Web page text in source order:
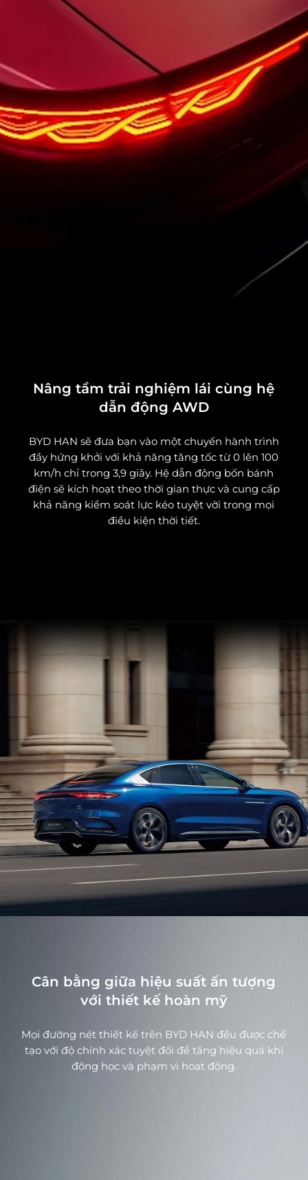
Nâng tầm trải nghiệm lái cùng hệ
dẫn động AWD
BYD HAN sẽ đưa bạn vào một chuyến hành trình
đầy hứng khởi với khả năng tăng tốc từ 0 lên 100
km/h chỉ trong 3,9 giây. Hệ dẫn động bốn bánh
điện sẽ kích hoạt theo thời gian thực và cung cấp
khả năng kiểm soát lực kéo tuyệt vời trong mọi
điều kiện thời tiết.
Cân bằng giữa hiệu suất ấn tượng
với thiết kế hoàn mỹ
Mọi đường nét thiết kế trên BYD HAN đều được chế
tạo với độ chính xác tuyệt đối để tăng hiệu quả khí
động học và phạm vi hoạt động.